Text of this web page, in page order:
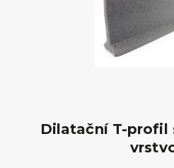
Dilatační T-profil